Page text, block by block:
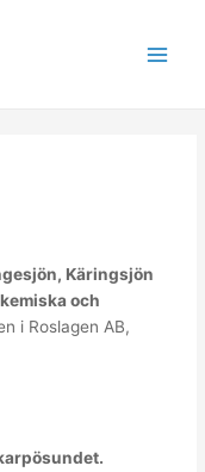
Käringsjön
och
i Roslagen AB,